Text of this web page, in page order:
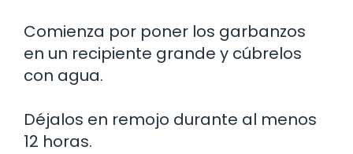
Comienza por poner los garbanzos
en un recipiente grande y cúbrelos
con agua.
Déjalos en remojo durante al menos
12 horas.